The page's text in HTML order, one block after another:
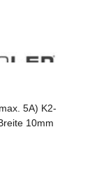
5A) K2-
10mm